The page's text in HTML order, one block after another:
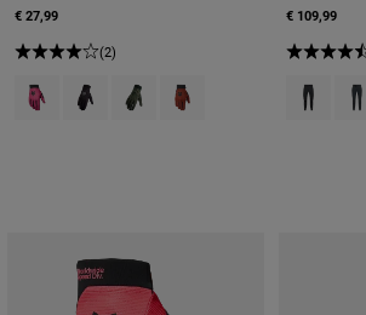
€ 27,99
(2)
Product swatch type of Berry.
Product swatch type of Schwarz.
Product swatch type of Militärgrün.
Product swatch type of
€ 109,99
Product